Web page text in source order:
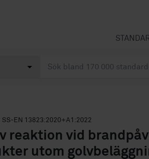
SS-EN 13823:2020+A1:2022
reaktion vid
utom